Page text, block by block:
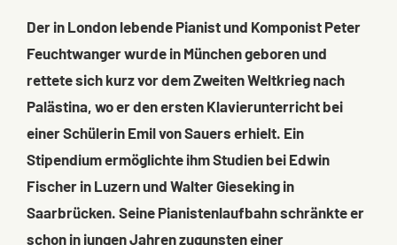
Der in London lebende Pianist und Komponist Peter
Feuchtwanger wurde in München geboren und
rettete sich kurz vor dem Zweiten Weltkrieg nach
Palästina, wo er den ersten Klavierunterricht bei
einer Schülerin Emil von Sauers erhielt. Ein
Stipendium ermöglichte ihm Studien bei Edwin
Fischer in Luzern und Walter Gieseking in
Saarbrücken. Seine Pianistenlaufbahn schränkte er
schon in jungen Jahren zugunsten einer